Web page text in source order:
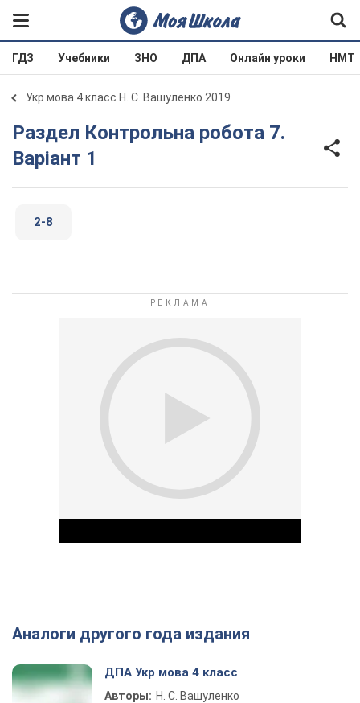
ГДЗ Учебники ЗНО ДПА Онлайн уроки НМТ
Укр мова 4 класс Н. С. Вашуленко 2019
Раздел Контрольна робота 7.
Варіант 1
2-8
Play Video
Аналоги другого года издания
ДПА Укр мова 4 класс
Авторы: Н. С. Вашуленко